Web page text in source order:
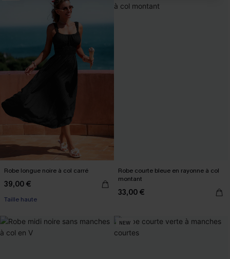
Robe longue noire à col carré
39,00 €
Taille haute
Robe courte bleue en rayonne à col
montant
33,00 €
NEW